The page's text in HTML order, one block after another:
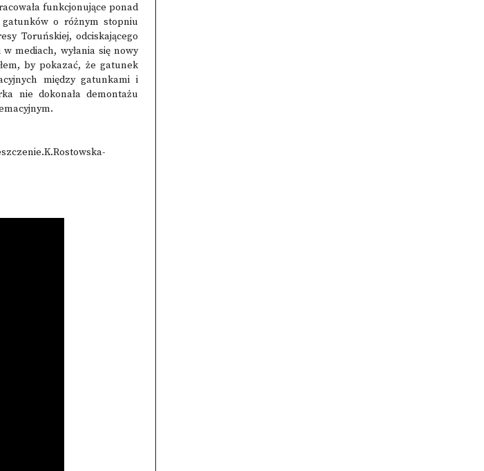
funkcjonujące ponad
o różnym stopniu
Toruńskiej, odciskającego
mediach, wyłania się nowy
by pokazać, że gatunek
między gatunkami i
nie dokonała demontażu